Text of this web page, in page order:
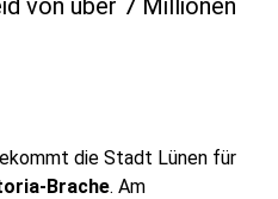
von über 7 Millionen
die Stadt Lünen für
Brache. Am